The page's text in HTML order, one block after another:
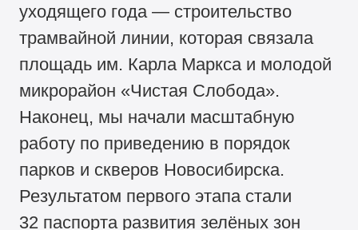
уходящего года — строительство
трамвайной линии, которая связала
площадь им. Карла Маркса и молодой
микрорайон «Чистая Слобода».
Наконец, мы начали масштабную
работу по приведению в порядок
парков и скверов Новосибирска.
Результатом первого этапа стали
32 паспорта развития зелёных зон